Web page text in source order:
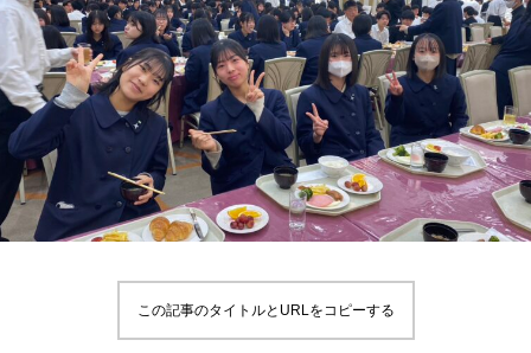
この記事のタイトルとURLをコピーする